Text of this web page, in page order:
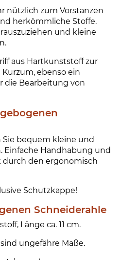
nützlich zum Vorstanzen
herkömmliche Stoffe.
und kleine
aus Hartkunststoff zur
ebenso ein
die Bearbeitung von
Sie bequem kleine und
Einfache Handhabung und
den ergonomisch
Schutzkappe!
Schneiderahle
Länge ca. 11 cm.
ungefähre Maße.